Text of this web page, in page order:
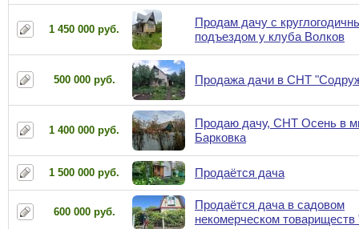
1 450 000 руб.
Продам дачу с
подъездом у клуба Волков
500 000 руб. Продажа дачи в СНТ
1 400 000 руб.
Продаю дачу, СНТ Осень в
Барковка
1 500 000 руб. Продаётся дача
600 000 руб.
Продаётся дача в садовом
некомерческом